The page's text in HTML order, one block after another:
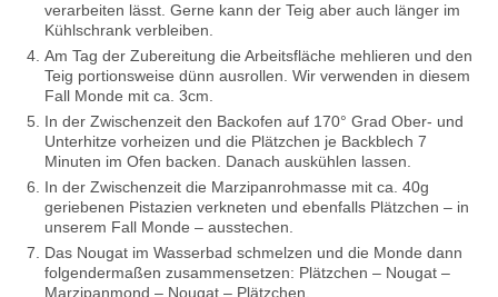
verarbeiten lässt. Gerne kann der Teig aber auch länger im
Kühlschrank verbleiben.
Am Tag der Zubereitung die Arbeitsfläche mehlieren und den
Teig portionsweise dünn ausrollen. Wir verwenden in diesem
Fall Monde mit ca. 3cm.
In der Zwischenzeit den Backofen auf 170° Grad Ober- und
Unterhitze vorheizen und die Plätzchen je Backblech 7
Minuten im Ofen backen. Danach auskühlen lassen.
In der Zwischenzeit die Marzipanrohmasse mit ca. 40g
geriebenen Pistazien verkneten und ebenfalls Plätzchen – in
unserem Fall Monde – ausstechen.
Das Nougat im Wasserbad schmelzen und die Monde dann
folgendermaßen zusammensetzen: Plätzchen – Nougat –
Marzipanmond – Nougat – Plätzchen.